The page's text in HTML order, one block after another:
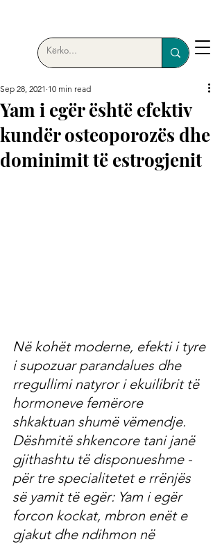
Yam i egër është efektiv
kundër osteoporozës dhe
dominimit të estrogjenit
Sep 28, 2021 10 min read
Në kohët moderne, efekti i tyre
i supozuar parandalues ​​dhe
rregullimi natyror i ekuilibrit të
hormoneve femërore
shkaktuan shumë vëmendje.
Dëshmitë shkencore tani janë
gjithashtu të disponueshme -
për tre specialitetet e rrënjës
së yamit të egër: Yam i egër
forcon kockat, mbron enët e
gjakut dhe ndihmon në